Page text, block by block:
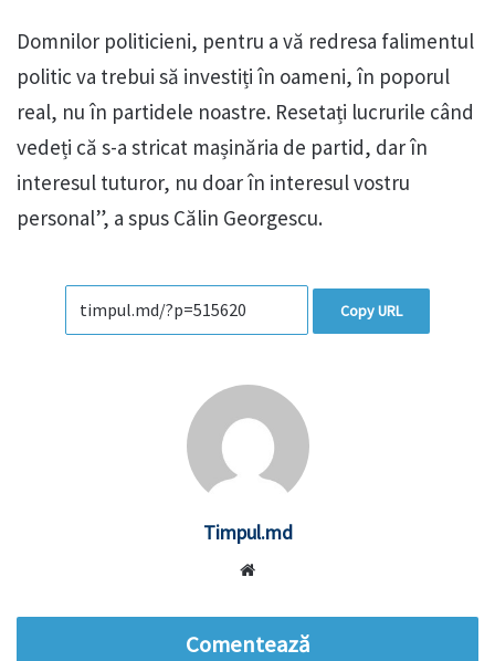
Domnilor politicieni, pentru a vă redresa falimentul
politic va trebui să investiți în oameni, în poporul
real, nu în partidele noastre. Resetați lucrurile când
vedeți că s-a stricat mașinăria de partid, dar în
interesul tuturor, nu doar în interesul vostru
personal”, a spus Călin Georgescu.
Copy URL
Timpul.md
Comentează